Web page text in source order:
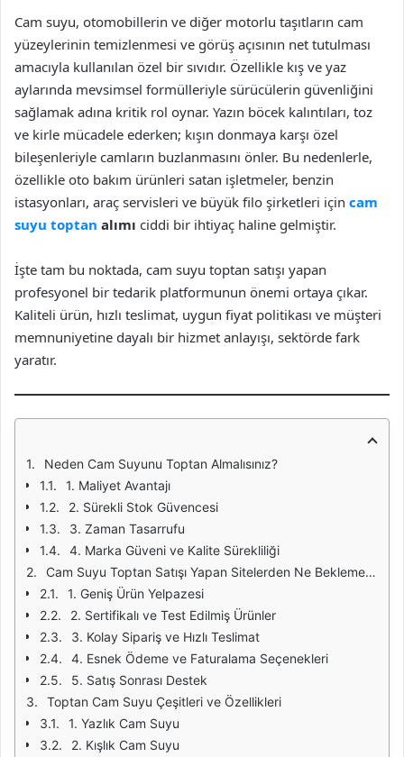
Cam suyu, otomobillerin ve diğer motorlu taşıtların cam
yüzeylerinin temizlenmesi ve görüş açısının net tutulması
amacıyla kullanılan özel bir sıvıdır. Özellikle kış ve yaz
aylarında mevsimsel formülleriyle sürücülerin güvenliğini
sağlamak adına kritik rol oynar. Yazın böcek kalıntıları, toz
ve kirle mücadele ederken; kışın donmaya karşı özel
bileşenleriyle camların buzlanmasını önler. Bu nedenlerle,
özellikle oto bakım ürünleri satan işletmeler, benzin
istasyonları, araç servisleri ve büyük filo şirketleri için cam
suyu toptan alımı ciddi bir ihtiyaç haline gelmiştir.
İşte tam bu noktada, cam suyu toptan satışı yapan
profesyonel bir tedarik platformunun önemi ortaya çıkar.
Kaliteli ürün, hızlı teslimat, uygun fiyat politikası ve müşteri
memnuniyetine dayalı bir hizmet anlayışı, sektörde fark
yaratır.
Neden Cam Suyunu Toptan Almalısınız?
1. Maliyet Avantajı
2. Sürekli Stok Güvencesi
3. Zaman Tasarrufu
4. Marka Güveni ve Kalite Sürekliliği
Cam Suyu Toptan Satışı Yapan Sitelerden Ne Beklemelisiniz?
1. Geniş Ürün Yelpazesi
2. Sertifikalı ve Test Edilmiş Ürünler
3. Kolay Sipariş ve Hızlı Teslimat
4. Esnek Ödeme ve Faturalama Seçenekleri
5. Satış Sonrası Destek
Toptan Cam Suyu Çeşitleri ve Özellikleri
1. Yazlık Cam Suyu
2. Kışlık Cam Suyu